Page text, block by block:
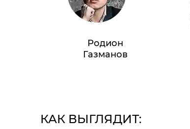
Родион
Газманов
КАК ВЫГЛЯДИТ: